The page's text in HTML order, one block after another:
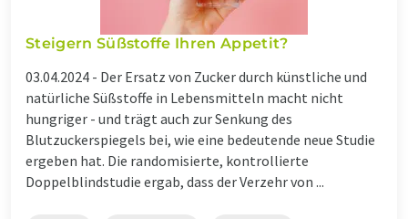
Steigern Süßstoffe Ihren Appetit?
03.04.2024 - Der Ersatz von Zucker durch künstliche und
natürliche Süßstoffe in Lebensmitteln macht nicht
hungriger - und trägt auch zur Senkung des
Blutzuckerspiegels bei, wie eine bedeutende neue Studie
ergeben hat. Die randomisierte, kontrollierte
Doppelblindstudie ergab, dass der Verzehr von ...